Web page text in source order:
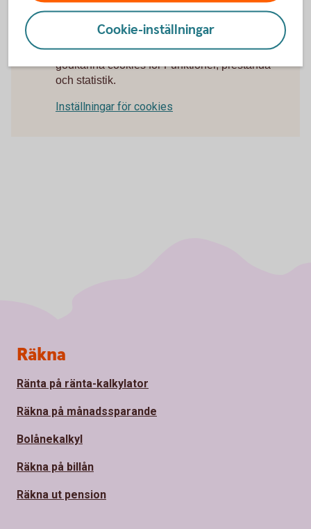
För att se detta innehåll behöver du först
godkänna cookies för Funktioner, prestanda
och statistik.
Inställningar för cookies
Cookie-inställningar
Sidfot
Räkna
Ränta på ränta-kalkylator
Räkna på månadssparande
Bolånekalkyl
Räkna på billån
Räkna ut pension